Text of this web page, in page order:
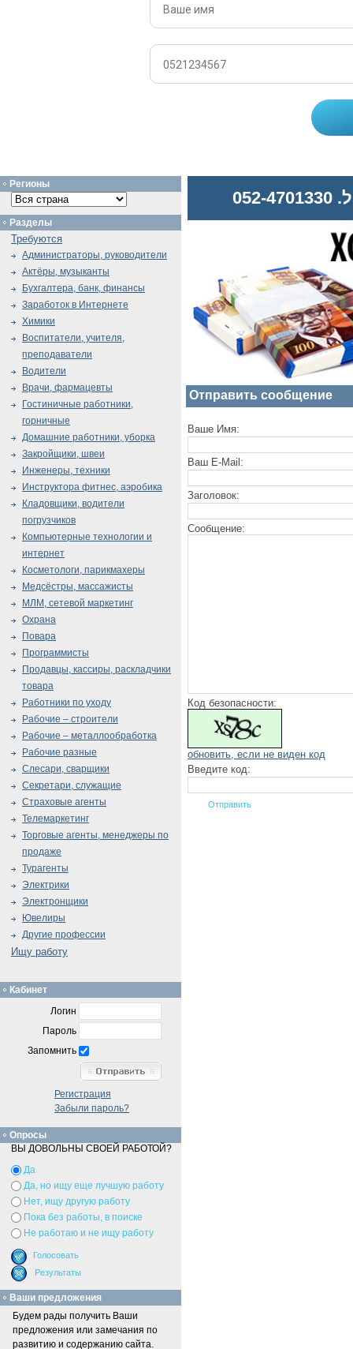
Отправить сообщение
Ваше Имя:
Ваш E-Mail:
Заголовок:
Сообщение:
Код безопасности:
обновить, если не виден код
Введите код:
Регионы
Разделы
Требуются
Администраторы, руководители
Актёры, музыканты
Бухгалтера, банк, финансы
Заработок в Интернете
Химики
Воспитатели, учителя,
преподаватели
Водители
Врачи, фармацевты
Гостиничные работники,
горничные
Домашние работники, уборка
Закройщики, швеи
Инженеры, техники
Инструктора фитнес, аэробика
Кладовщики, водители
погрузчиков
Компьютерные технологии и
интернет
Косметологи, парикмахеры
Медсёстры, массажисты
МЛМ, сетевой маркетинг
Охрана
Повара
Программисты
Продавцы, кассиры, раскладчики
товара
Работники по уходу
Рабочие – строители
Рабочие – металлообработка
Рабочие разные
Слесари, сварщики
Секретари, служащие
Страховые агенты
Телемаркетинг
Торговые агенты, менеджеры по
продаже
Турагенты
Электрики
Электронщики
Ювелиры
Другие профессии
Ищу работу
Кабинет
Логин
Пароль
Запомнить
Регистрация
Забыли пароль?
Опросы
ВЫ ДОВОЛЬНЫ СВОЕЙ РАБОТОЙ?
Да
Да, но ищу еще лучшую работу
Нет, ищу другую работу
Пока без работы, в поиске
Не работаю и не ищу работу
Ваши предложения
Будем рады получить Ваши
предложения или замечания по
развитию и содержанию сайта.